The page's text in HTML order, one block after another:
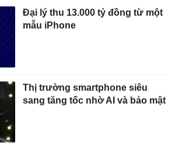
Đại lý thu 13.000 tỷ đồng từ một
mẫu iPhone
Thị trường smartphone siêu
sang tăng tốc nhờ AI và bảo mật